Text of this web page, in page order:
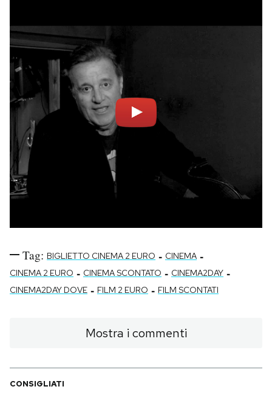
Tag: BIGLIETTO CINEMA 2 EURO - CINEMA -
CINEMA 2 EURO - CINEMA SCONTATO - CINEMA2DAY -
CINEMA2DAY DOVE - FILM 2 EURO - FILM SCONTATI
Mostra i commenti
CONSIGLIATI